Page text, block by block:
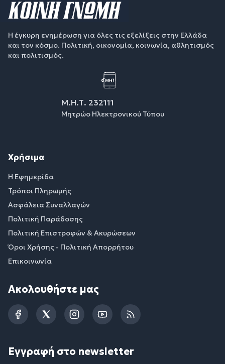
Η έγκυρη ενημέρωση για όλες τις εξελίξεις στην Ελλάδα
και τον κόσμο. Πολιτική, οικονομία, κοινωνία, αθλητισμός
και πολιτισμός.
Μ.Η.Τ. 232111
Μητρώο Ηλεκτρονικού Τύπου
Χρήσιμα
Η Εφημερίδα
Τρόποι Πληρωμής
Ασφάλεια Συναλλαγών
Πολιτική Παράδοσης
Πολιτική Επιστροφών & Ακυρώσεων
Όροι Χρήσης - Πολιτική Απορρήτου
Επικοινωνία
Ακολουθήστε μας
FacebookTwitterInstagramYouTubeRSS
Εγγραφή στο newsletter